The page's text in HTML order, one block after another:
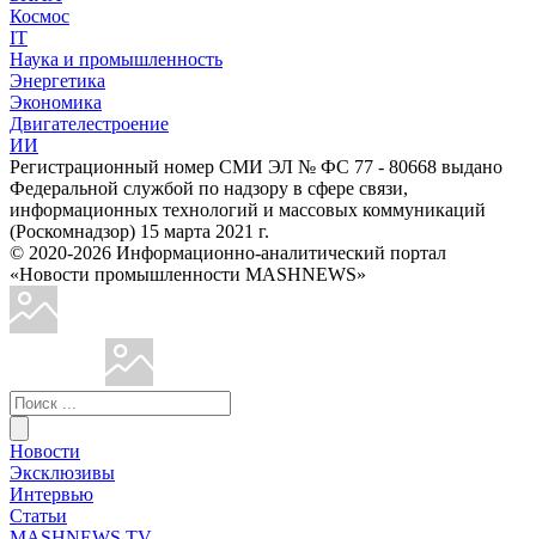
Космос
IT
Наука и промышленность
Энергетика
Экономика
Двигателестроение
ИИ
Регистрационный номер СМИ ЭЛ № ФС 77 - 80668 выдано
Федеральной службой по надзору в сфере связи,
информационных технологий и массовых коммуникаций
(Роскомнадзор) 15 марта 2021 г.
© 2020-2026 Информационно-аналитический портал
«Новости промышленности MASHNEWS»
Новости
Эксклюзивы
Интервью
Статьи